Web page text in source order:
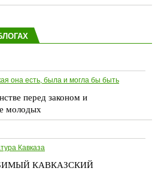
она есть, была и могла бы быть
перед законом и
молодых
Кавказа
КАВКАЗСКИЙ